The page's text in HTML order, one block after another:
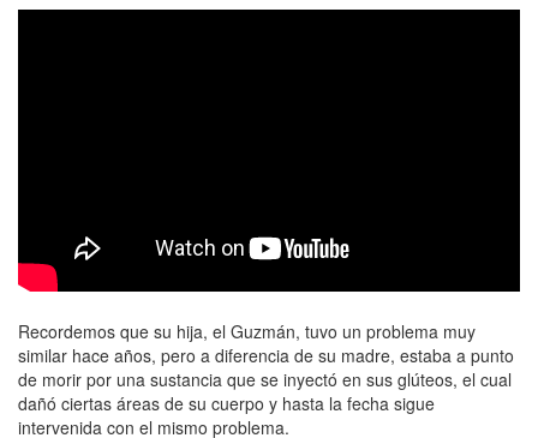
Recordemos que su hija, el Guzmán, tuvo un problema muy
similar hace años, pero a diferencia de su madre, estaba a punto
de morir por una sustancia que se inyectó en sus glúteos, el cual
dañó ciertas áreas de su cuerpo y hasta la fecha sigue
intervenida con el mismo problema.